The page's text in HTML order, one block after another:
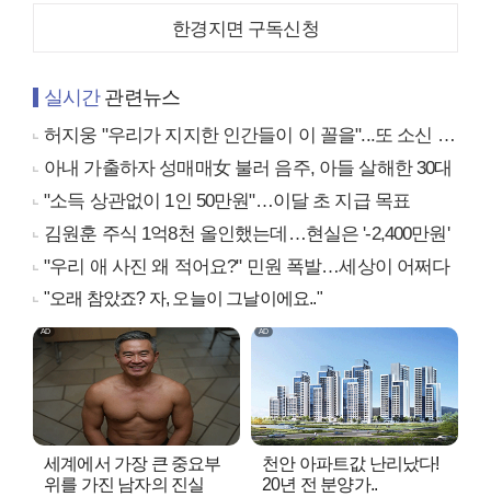
한경지면 구독신청
실시간관련뉴스
허지웅 "우리가 지지한 인간들이 이 꼴을"...또 소신 발언
아내 가출하자 성매매女 불러 음주, 아들 살해한 30대
"소득 상관없이 1인 50만원"…이달 초 지급 목표
김원훈 주식 1억8천 올인했는데…현실은 '-2,400만원'
"우리 애 사진 왜 적어요?" 민원 폭발…세상이 어쩌다
"오래 참았죠? 자, 오늘이 그날이에요.."
세계에서 가장 큰 중요부
위를 가진 남자의 진실
천안 아파트값 난리났다!
20년 전 분양가..